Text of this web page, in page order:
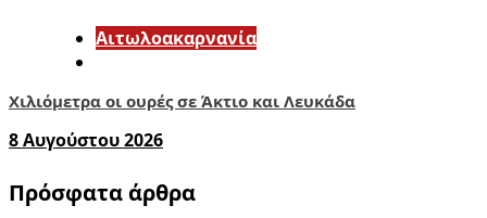
Αιτωλοακαρνανία
Χιλιόμετρα οι ουρές σε Άκτιο και Λευκάδα
8 Αυγούστου 2026
Πρόσφατα άρθρα